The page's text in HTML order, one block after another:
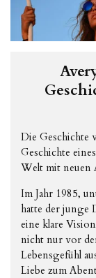
Die Geschichte
Geschichte
Welt mit neuen
Im Jahr 1985,
hatte der junge
eine klare
nicht nur vor
Lebensgefühl
Liebe zum